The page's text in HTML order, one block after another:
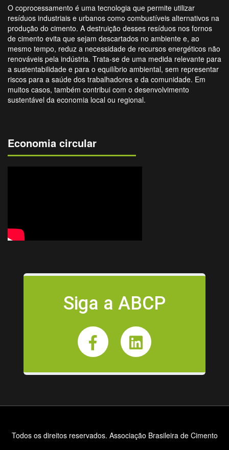
O coprocessamento é uma tecnologia que permite utilizar
resíduos industriais e urbanos como combustíveis alternativos na
produção do cimento. A destruição desses resíduos nos fornos
de cimento evita que sejam descartados no ambiente e, ao
mesmo tempo, reduz a necessidade de recursos energéticos não
renováveis pela indústria. Trata-se de uma medida relevante para
a sustentabilidade e para o equilíbrio ambiental, sem representar
riscos para a saúde dos trabalhadores e da comunidade. Em
muitos casos, também contribui com o desenvolvimento
sustentável da economia local ou regional.
Economia circular
Siga a ABCP
Todos os direitos reservados. Associação Brasileira de Cimento